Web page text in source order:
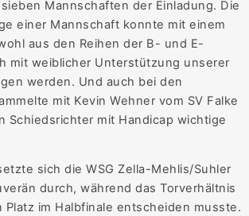
Mannschaften der Einladung. Die
einer Mannschaft konnte mit einem
aus den Reihen der B- und E-
mit weiblicher Unterstützung unserer
werden. Und auch bei den
mit Kevin Wehner vom SV Falke
Schiedsrichter mit Handicap wichtige
sich die WSG Zella-Mehlis/Suhler
durch, während das Torverhältnis
im Halbfinale entscheiden musste.